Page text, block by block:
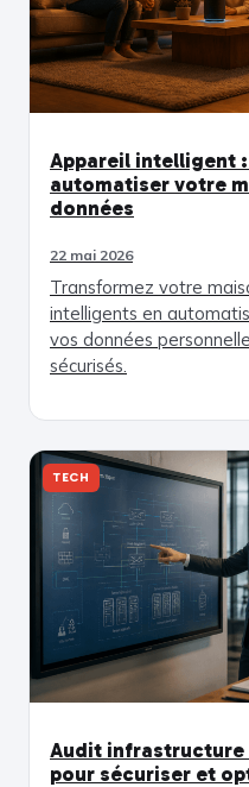
Appareil intelligent
automatiser votre
données
22 mai 2026
Transformez votre
intelligents en
vos données
sécurisés.
TECH
Audit infrastructure
pour sécuriser et